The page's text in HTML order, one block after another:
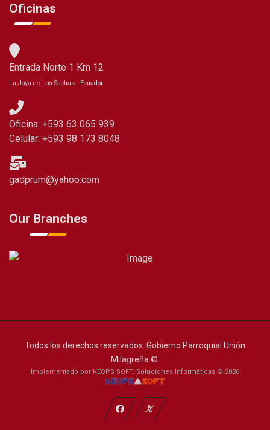
Oficinas
Entrada Norte 1 Km 12
La Joya de Los Sachas - Ecuador
Oficina: +593 63 065 939
Celular: +593 98 173 8048
gadprum@yahoo.com
Our Branches
Todos los derechos reservados. Gobierno Parroquial Unión
Milagreña ©.
Implementado por KEOPS SOFT. Soluciones Informáticas © 2026